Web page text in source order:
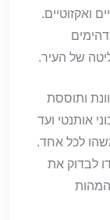
ואקזוטיים.
של העיר.
ותוססת
אותנטי ועד
לכל אחד.
לבדוק את